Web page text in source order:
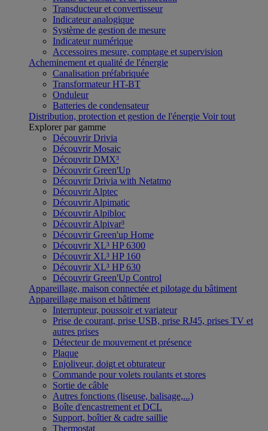
Transducteur et convertisseur
Indicateur analogique
Système de gestion de mesure
Indicateur numérique
Accessoires mesure, comptage et supervision
Acheminement et qualité de l'énergie
Canalisation préfabriquée
Transformateur HT-BT
Onduleur
Batteries de condensateur
Distribution, protection et gestion de l'énergie Voir tout
Explorer par gamme
Découvrir Drivia
Découvrir Mosaic
Découvrir DMX³
Découvrir Green'Up
Découvrir Drivia with Netatmo
Découvrir Alptec
Découvrir Alpimatic
Découvrir Alpibloc
Découvrir Alpivar³
Découvrir Green'up Home
Découvrir XL³ HP 6300
Découvrir XL³ HP 160
Découvrir XL³ HP 630
Découvrir Green'Up Control
Appareillage, maison connectée et pilotage du bâtiment
Appareillage maison et bâtiment
Interrupteur, poussoir et variateur
Prise de courant, prise USB, prise RJ45, prises TV et
autres prises
Détecteur de mouvement et présence
Plaque
Enjoliveur, doigt et obturateur
Commande pour volets roulants et stores
Sortie de câble
Autres fonctions (liseuse, balisage,...)
Boîte d'encastrement et DCL
Support, boîtier & cadre saillie
Thermostat